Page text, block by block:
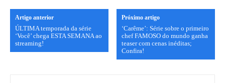
Artigo anterior
ÚLTIMA temporada da série
‘Você’ chega ESTA SEMANA ao
streaming!
Próximo artigo
‘Carême’: Série sobre o primeiro
chef FAMOSO do mundo ganha
teaser com cenas inéditas;
Confira!